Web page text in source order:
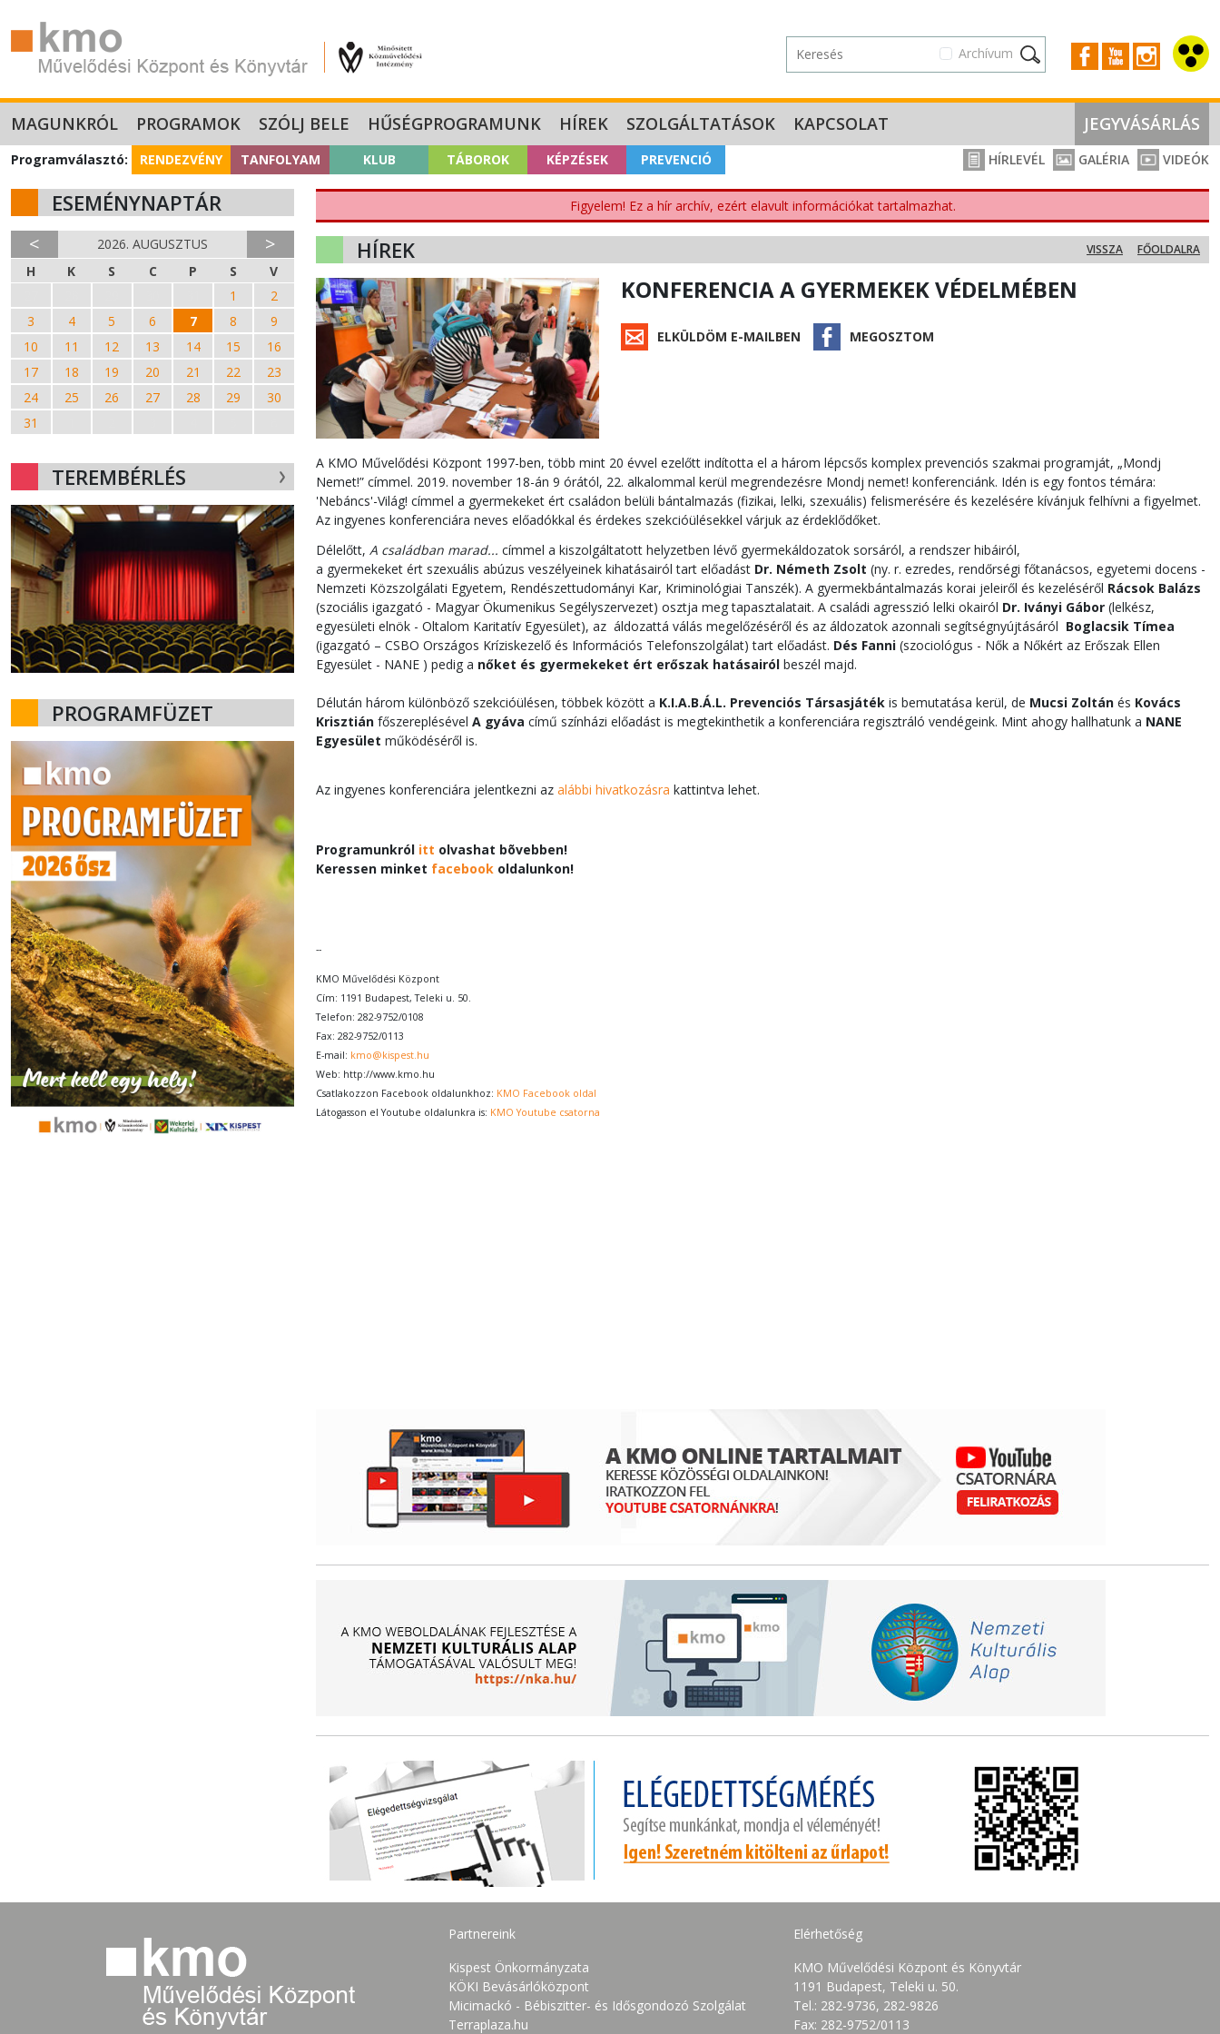
Archívum
MAGUNKRÓL PROGRAMOK SZÓLJ BELE HŰSÉGPROGRAMUNK HÍREK SZOLGÁLTATÁSOK KAPCSOLAT JEGYVÁSÁRLÁS
Programválasztó: RENDEZVÉNY TANFOLYAM KLUB TÁBOROK KÉPZÉSEK PREVENCIÓ HÍRLEVÉL GALÉRIA VIDEÓK
ESEMÉNYNAPTÁR
< 2026. AUGUSZTUS >
H K S C P S
V
1
2
3
4 5 6 7 8
9
10
11 12 13 14 15
16
17
18 19 20 21 22
23
24
25 26 27 28 29
30
31
TEREMBÉRLÉS
PROGRAMFÜZET
Figyelem! Ez a hír archív, ezért elavult információkat tartalmazhat.
HÍREK FŐOLDALRA
VISSZA
KONFERENCIA A GYERMEKEK VÉDELMÉBEN
ELKÜLDÖM E-MAILBEN MEGOSZTOM
A KMO Művelődési Központ 1997-ben, több mint 20 évvel ezelőtt indította el a három lépcsős komplex prevenciós szakmai programját, „Mondj
Nemet!” címmel. 2019. november 18-án 9 órától, 22. alkalommal kerül megrendezésre Mondj nemet! konferenciánk. Idén is egy fontos témára:
'Nebáncs'-Világ! címmel a gyermekeket ért családon belüli bántalmazás (fizikai, lelki, szexuális) felismerésére és kezelésére kívánjuk felhívni a figyelmet.
Az ingyenes konferenciára neves előadókkal és érdekes szekcióülésekkel várjuk az érdeklődőket.
Délelőtt, A családban marad... címmel a kiszolgáltatott helyzetben lévő gyermekáldozatok sorsáról, a rendszer hibáiról,
a gyermekeket ért szexuális abúzus veszélyeinek kihatásairól tart előadást Dr. Németh Zsolt (ny. r. ezredes, rendőrségi főtanácsos, egyetemi docens -
Nemzeti Közszolgálati Egyetem, Rendészettudományi Kar, Kriminológiai Tanszék). A gyermekbántalmazás korai jeleiről és kezeléséről Rácsok Balázs
(szociális igazgató - Magyar Ökumenikus Segélyszervezet) osztja meg tapasztalatait. A családi agresszió lelki okairól Dr. Iványi Gábor (lelkész,
egyesületi elnök - Oltalom Karitatív Egyesület), az áldozattá válás megelőzéséről és az áldozatok azonnali segítségnyújtásáról Boglacsik Tímea
(igazgató – CSBO Országos Kríziskezelő és Információs Telefonszolgálat) tart előadást. Dés Fanni (szociológus - Nők a Nőkért az Erőszak Ellen
Egyesület - NANE ) pedig a nőket és gyermekeket ért erőszak hatásairól beszél majd.
Délután három különböző szekcióülésen, többek között a K.I.A.B.Á.L. Prevenciós Társasjáték is bemutatása kerül, de Mucsi Zoltán és Kovács
Krisztián főszereplésével A gyáva című színházi előadást is megtekinthetik a konferenciára regisztráló vendégeink. Mint ahogy hallhatunk a NANE
Egyesület működéséről is.
Az ingyenes konferenciára jelentkezni az alábbi hivatkozásra kattintva lehet.
Programunkról itt olvashat bõvebben!
Keressen minket facebook oldalunkon!
--
KMO Művelődési Központ
Cím: 1191 Budapest, Teleki u. 50.
Telefon: 282-9752/0108
Fax: 282-9752/0113
E-mail: kmo@kispest.hu
Web: http://www.kmo.hu
Csatlakozzon Facebook oldalunkhoz: KMO Facebook oldal
Látogasson el Youtube oldalunkra is: KMO Youtube csatorna
Partnereink
Kispest Önkormányzata
KÖKI Bevásárlóközpont
Micimackó - Bébiszitter- és Idősgondozó Szolgálat
Terraplaza.hu
Elérhetőség
KMO Művelődési Központ és Könyvtár
1191 Budapest, Teleki u. 50.
Tel.: 282-9736, 282-9826
Fax: 282-9752/0113